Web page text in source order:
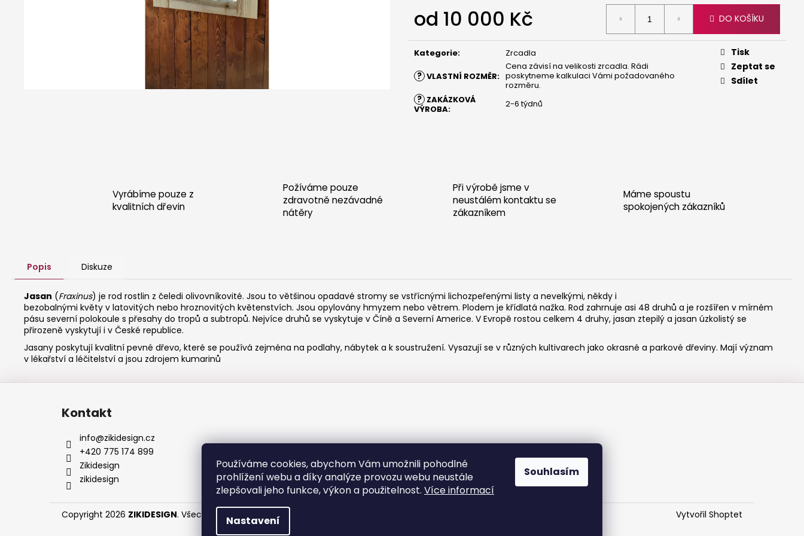
Používáme cookies, abychom Vám umožnili pohodlné
prohlížení webu a díky analýze provozu webu neustále
zlepšovali jeho funkce, výkon a použitelnost. Více informací
Nastavení
Souhlasím
od 10 000 Kč
cena:
DO KOŠÍKU
Kategorie: Zrcadla
? VLASTNÍ ROZMĚR:
Cena závisí na velikosti zrcadla. Rádi
poskytneme kalkulaci Vámi požadovaného
rozměru.
? ZAKÁZKOVÁ
VÝROBA: 2-6 týdnů
Tisk
Zeptat se
Sdílet
Vyrábíme pouze z
kvalitních dřevin
Požíváme pouze
zdravotně nezávadné
nátěry
Při výrobě jsme v
neustálém kontaktu se
zákazníkem
Máme spoustu
spokojených zákazníků
Popis Diskuze
Jasan (Fraxinus) je rod rostlin z čeledi olivovníkovité. Jsou to většinou opadavé stromy se vstřícnými lichozpeřenými listy a nevelkými, někdy i
bezobalnými květy v latovitých nebo hroznovitých květenstvích. Jsou opylovány hmyzem nebo větrem. Plodem je křídlatá nažka. Rod zahrnuje asi 48 druhů a je rozšířen v mírném
pásu severní polokoule s přesahy do tropů a subtropů. Nejvíce druhů se vyskytuje v Číně a Severní Americe. V Evropě rostou celkem 4 druhy, jasan ztepilý a jasan úzkolistý se
přirozeně vyskytují i v České republice.
Jasany poskytují kvalitní pevné dřevo, které se používá zejména na podlahy, nábytek a k soustružení. Vysazují se v různých kultivarech jako okrasné a parkové dřeviny. Mají význam
v lékařství a léčitelství a jsou zdrojem kumarinů
POSTEL KRÉTA - DUB
POSTEL SARDINIE - DUB
30 000 Kč
POSTEL SARDINIE - JASAN BEZ ŠUPLÍKŮ
30 000 Kč
Z
Kontakt
info@zikidesign.cz
+420 775 174 899
Zikidesign
zikidesign
Vytvořil Shoptet
Copyright 2026 ZIKIDESIGN. Všechna práva vyhrazena.